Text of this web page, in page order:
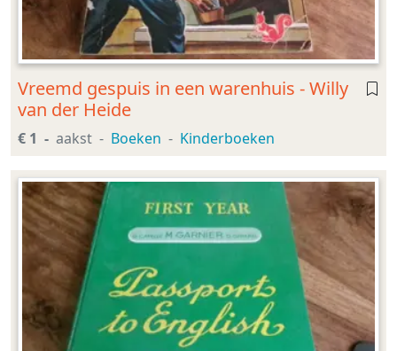
Vreemd gespuis in een warenhuis - Willy
van der Heide
€ 1 aakst Boeken Kinderboeken